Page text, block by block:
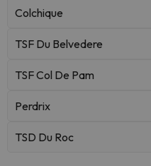
Colchique
TSF Du Belvedere
TSF Col De Pam
Perdrix
TSD Du Roc